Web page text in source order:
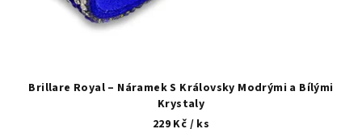
Brillare Royal – Náramek S Královsky Modrými a Bílými
Krystaly
229 Kč / ks